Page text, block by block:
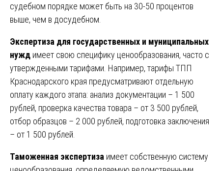
судебном порядке может быть на 30-50 процентов
выше, чем в досудебном.
Экспертиза для государственных и муниципальных
нужд имеет свою специфику ценообразования, часто с
утвержденными тарифами. Например, тарифы ТПП
Краснодарского края предусматривают отдельную
оплату каждого этапа: анализ документации – 1 500
рублей, проверка качества товара – от 3 500 рублей,
отбор образцов – 2 000 рублей, подготовка заключения
– от 1 500 рублей.
Таможенная экспертиза имеет собственную систему